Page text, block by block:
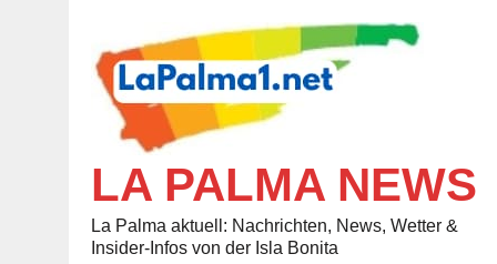
LA PALMA NEWS
La Palma aktuell: Nachrichten, News, Wetter &
Insider-Infos von der Isla Bonita